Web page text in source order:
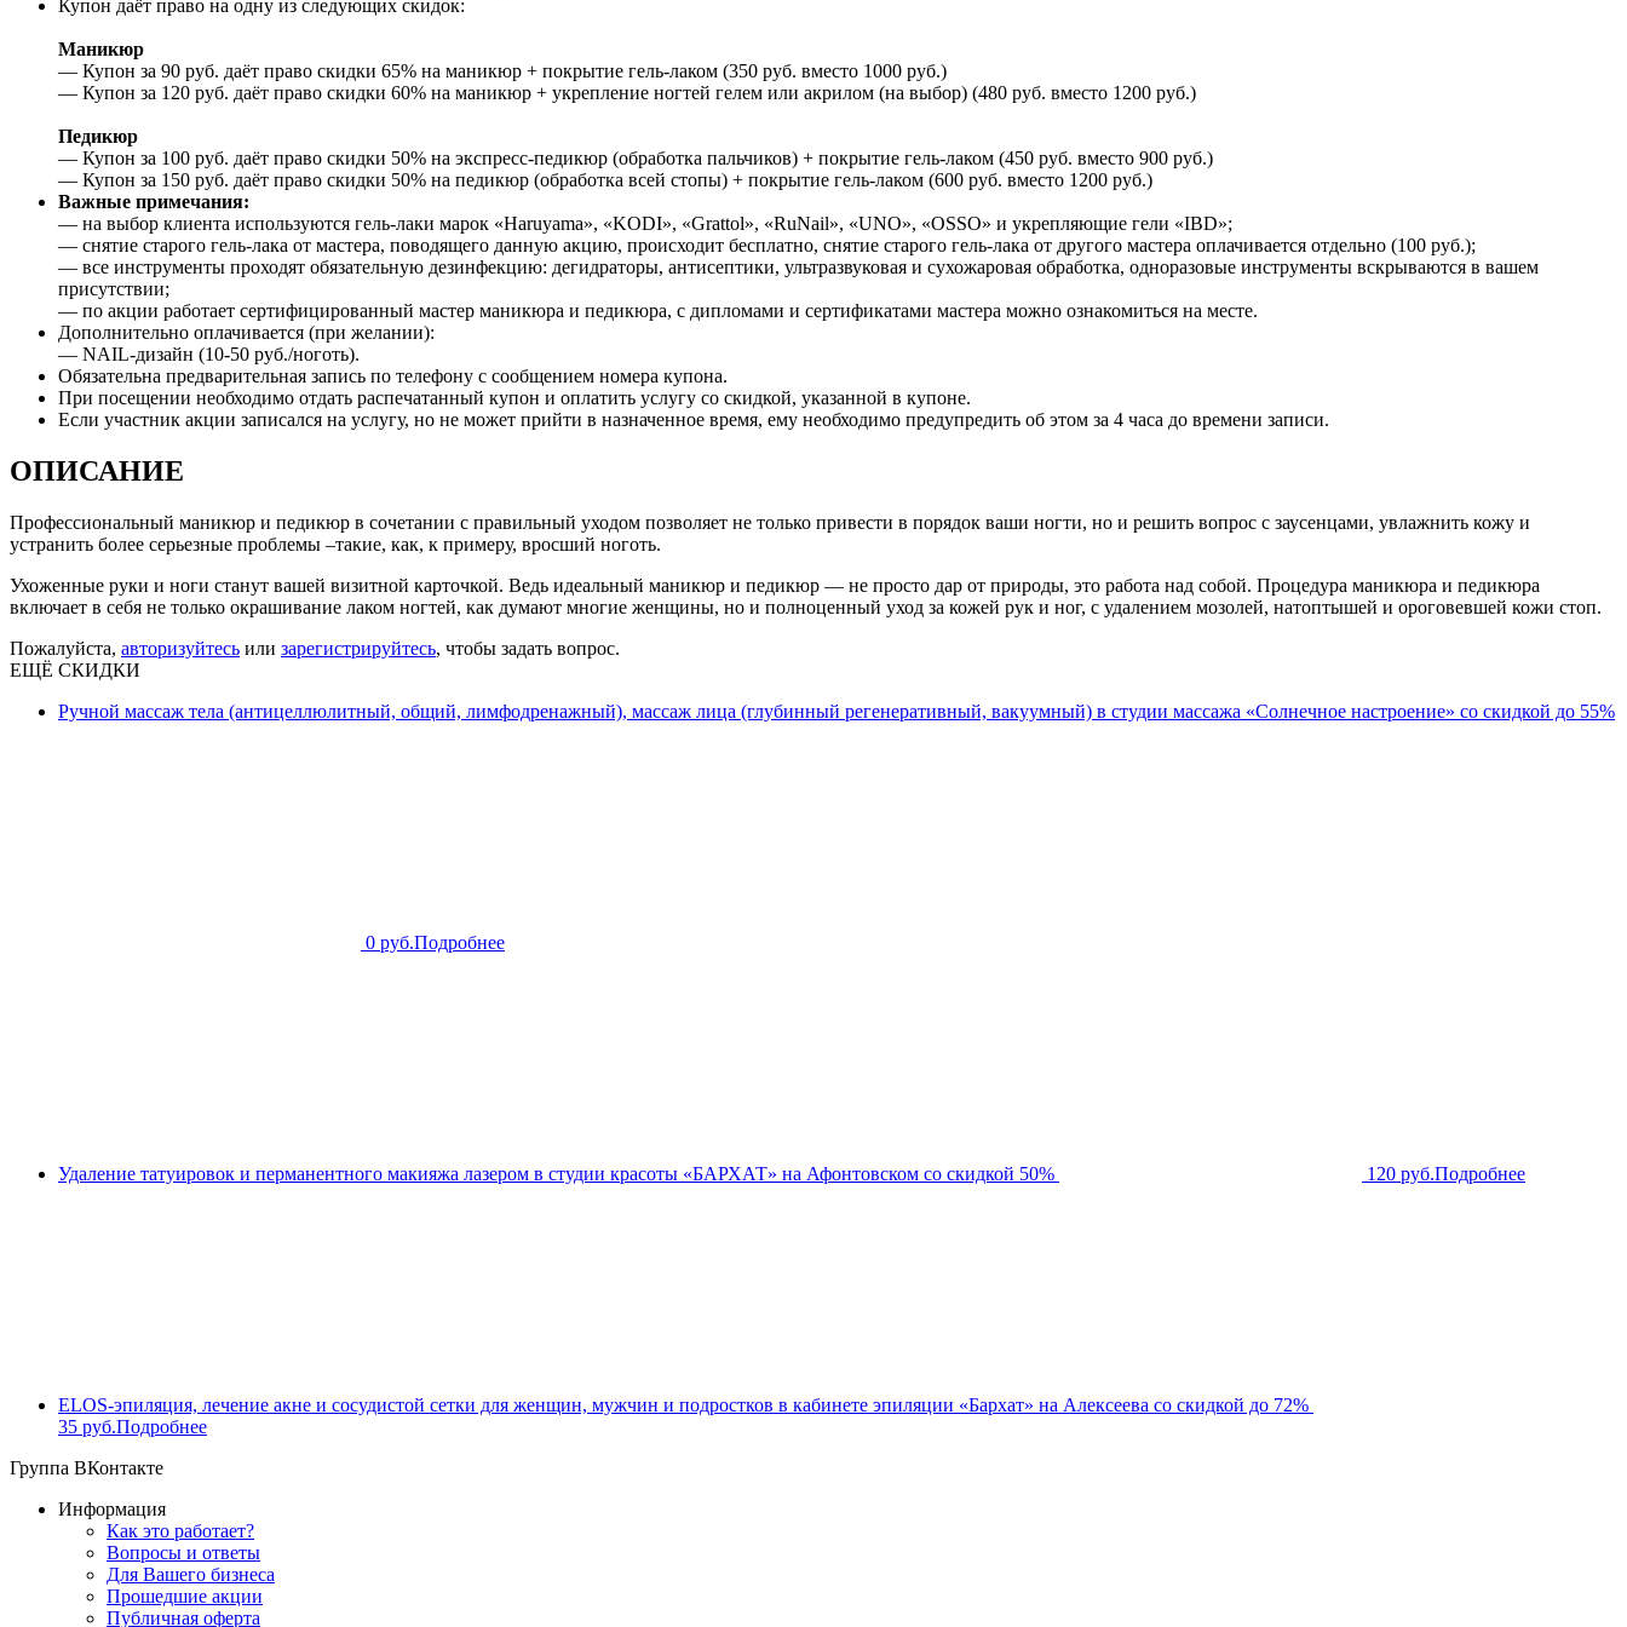
Купон даёт право на одну из следующих скидок:
Маникюр
— Купон за 90 руб. даёт право скидки 65% на маникюр + покрытие гель-лаком (350 руб. вместо 1000 руб.)
— Купон за 120 руб. даёт право скидки 60% на маникюр + укрепление ногтей гелем или акрилом (на выбор) (480 руб. вместо 1200 руб.)
Педикюр
— Купон за 100 руб. даёт право скидки 50% на экспресс-педикюр (обработка пальчиков) + покрытие гель-лаком (450 руб. вместо 900 руб.)
— Купон за 150 руб. даёт право скидки 50% на педикюр (обработка всей стопы) + покрытие гель-лаком (600 руб. вместо 1200 руб.)
Важные примечания:
— на выбор клиента используются гель-лаки марок «Haruyama», «KODI», «Grattol», «RuNail», «UNO», «OSSO» и укрепляющие гели «IBD»;
— снятие старого гель-лака от мастера, поводящего данную акцию, происходит бесплатно, снятие старого гель-лака от другого мастера оплачивается отдельно (100 руб.);
— все инструменты проходят обязательную дезинфекцию: дегидраторы, антисептики, ультразвуковая и сухожаровая обработка, одноразовые инструменты вскрываются в вашем
присутствии;
— по акции работает сертифицированный мастер маникюра и педикюра, с дипломами и сертификатами мастера можно ознакомиться на месте.
Дополнительно оплачивается (при желании):
— NAIL-дизайн (10-50 руб./ноготь).
Обязательна предварительная запись по телефону с сообщением номера купона.
При посещении необходимо отдать распечатанный купон и оплатить услугу со скидкой, указанной в купоне.
Если участник акции записался на услугу, но не может прийти в назначенное время, ему необходимо предупредить об этом за 4 часа до времени записи.
ОПИСАНИЕ
Профессиональный маникюр и педикюр в сочетании с правильный уходом позволяет не только привести в порядок ваши ногти, но и решить вопрос с заусенцами, увлажнить кожу и
устранить более серьезные проблемы –такие, как, к примеру, вросший ноготь.
Ухоженные руки и ноги станут вашей визитной карточкой. Ведь идеальный маникюр и педикюр — не просто дар от природы, это работа над собой. Процедура маникюра и педикюра
включает в себя не только окрашивание лаком ногтей, как думают многие женщины, но и полноценный уход за кожей рук и ног, с удалением мозолей, натоптышей и ороговевшей кожи стоп.
Пожалуйста, авторизуйтесь или зарегистрируйтесь, чтобы задать вопрос.
ЕЩЁ СКИДКИ
Ручной массаж тела (антицеллюлитный, общий, лимфодренажный), массаж лица (глубинный регенеративный, вакуумный) в студии массажа «Солнечное настроение» со скидкой до 55%
0 руб.Подробнее
Удаление татуировок и перманентного макияжа лазером в студии красоты «БАРХАТ» на Афонтовском со скидкой 50% 120 руб.Подробнее
ELOS-эпиляция, лечение акне и сосудистой сетки для женщин, мужчин и подростков в кабинете эпиляции «Бархат» на Алексеева со скидкой до 72%
35 руб.Подробнее
Группа ВКонтакте
Информация
Как это работает?
Вопросы и ответы
Для Вашего бизнеса
Прошедшие акции
Публичная оферта